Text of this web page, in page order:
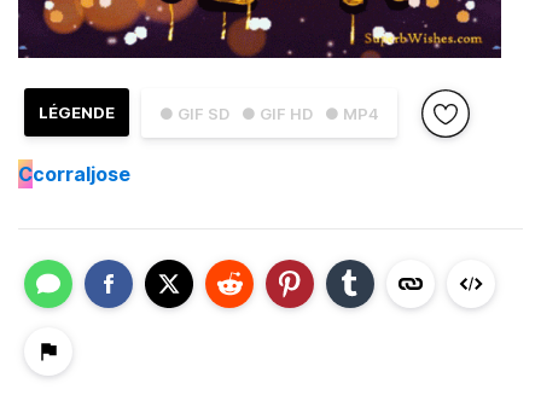
● GIF SD ● GIF HD ● MP4
LÉGENDE
Ccorraljose